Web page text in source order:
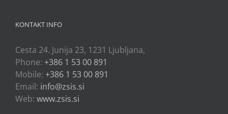
KONTAKT INFO
Cesta 24. Junija 23, 1231 Ljubljana,
Phone: +386 1 53 00 891
Mobile: +386 1 53 00 891
Email: info@zsis.si
Web: www.zsis.si